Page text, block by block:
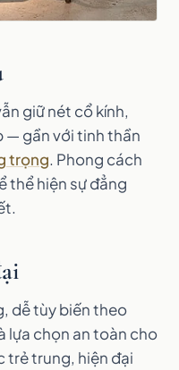
giữ nét cổ kính,
— gần với tinh thần
trọng. Phong cách
thể hiện sự đẳng
dễ tùy biến theo
lựa chọn an toàn cho
trẻ trung, hiện đại